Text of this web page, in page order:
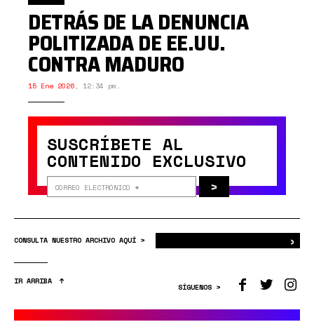
SUSCRÍBETE AL
CONTENIDO EXCLUSIVO
>
DETRÁS DE LA DENUNCIA
POLITIZADA DE EE.UU.
CONTRA MADURO
15 Ene 2026, 12:34 pm.
CONSULTA NUESTRO ARCHIVO AQUÍ > ›
IR ARRIBA
SÍGUENOS >